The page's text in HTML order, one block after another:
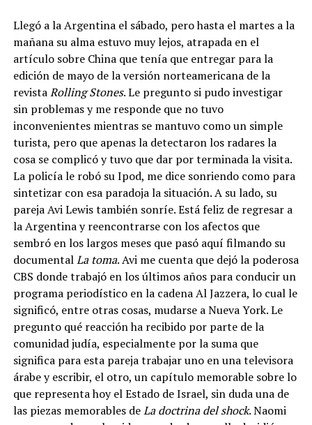
Llegó a la Argentina el sábado, pero hasta el martes a la
mañana su alma estuvo muy lejos, atrapada en el
artículo sobre China que tenía que entregar para la
edición de mayo de la versión norteamericana de la
revistaRolling Stones. Le pregunto si pudo investigar
sin problemas y me responde que no tuvo
inconvenientes mientras se mantuvo como un simple
turista, pero que apenas la detectaron los radares la
cosa se complicó y tuvo que dar por terminada la visita.
La policía le robó su Ipod, me dice sonriendo como para
sintetizar con esa paradoja la situación. A su lado, su
pareja Avi Lewis también sonríe. Está feliz de regresar a
la Argentina y reencontrarse con los afectos que
sembró en los largos meses que pasó aquí filmando su
documentalLa toma. Avi me cuenta que dejó la poderosa
CBS donde trabajó en los últimos años para conducir un
programa periodístico en la cadena Al Jazzera, lo cual le
significó, entre otras cosas, mudarse a Nueva York. Le
pregunto qué reacción ha recibido por parte de la
comunidad judía, especialmente por la suma que
significa para esta pareja trabajar uno en una televisora
árabe y escribir, el otro, un capítulo memorable sobre lo
que representa hoy el Estado de Israel, sin duda una de
las piezas memorables deLa doctrina del shock. Naomi